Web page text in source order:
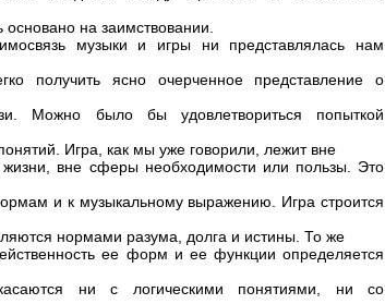
на заимствовании.
музыки и игры ни представлялась нам
получить ясно очерченное представление о
Можно было бы удовлетвориться попыткой
Игра, как мы уже говорили, лежит вне
жизни, вне сферы необходимости или пользы. Это
и к музыкальному выражению. Игра строится
нормами разума, долга и истины. То же
ее форм и ее функции определяется
ни с логическими понятиями, ни со